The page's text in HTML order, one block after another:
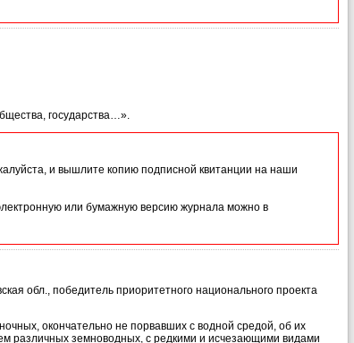
государства…».
и вышлите копию подписной квитанции на наши
или бумажную версию журнала можно в
обл., победитель приоритетного национального проекта
окончательно не порвавших с водной средой, об их
различных земноводных, с редкими и исчезающими видами